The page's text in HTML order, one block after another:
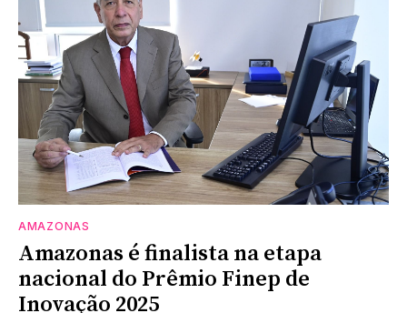
AMAZONAS
Amazonas é finalista na etapa
nacional do Prêmio Finep de
Inovação 2025